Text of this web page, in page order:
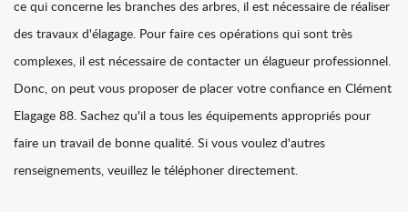
ce qui concerne les branches des arbres, il est nécessaire de réaliser
des travaux d'élagage. Pour faire ces opérations qui sont très
complexes, il est nécessaire de contacter un élagueur professionnel.
Donc, on peut vous proposer de placer votre confiance en Clément
Elagage 88. Sachez qu'il a tous les équipements appropriés pour
faire un travail de bonne qualité. Si vous voulez d'autres
renseignements, veuillez le téléphoner directement.